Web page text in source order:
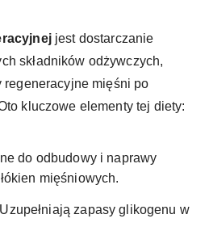
jest dostarczanie
składników odżywczych,
regeneracyjne mięśni po
kluczowe elementy tej diety:
do odbudowy i naprawy
mięśniowych.
Uzupełniają zapasy glikogenu w